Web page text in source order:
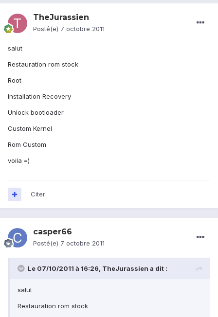
TheJurassien
Posté(e) 7 octobre 2011
salut
Restauration rom stock
Root
Installation Recovery
Unlock bootloader
Custom Kernel
Rom Custom
voila =)
Citer
casper66
Posté(e) 7 octobre 2011
Le 07/10/2011 à 16:26, TheJurassien a dit :
salut
Restauration rom stock